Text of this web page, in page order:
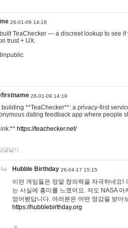
26-01-09 14:18
TeaChecker — a discreet lookup to see
trust + UX.
26-01-09 14:19
building **TeaChecker**: a privacy-first
dating feedback app where people
https://teachecker.net/
글달기
Hubble Birthday 26-04-17 15:15
이런 게임들은 정말 창의력을 자극하네요!
는 사실에 흥미를 느꼈어요. 저도 NASA
얻어봤답니다. 여러분은 어떤 영감을 받아
https://hubblebirthday.org